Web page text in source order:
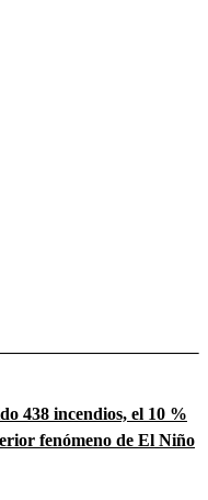
438 incendios, el 10 %
fenómeno de El Niño